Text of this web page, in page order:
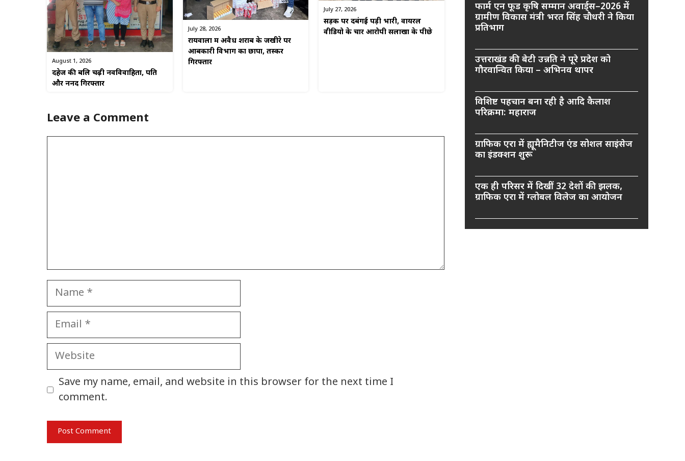
August 1, 2026
दहेज की बलि चढ़ी नवविवाहिता, पति
और ननद गिरफ्तार
July 28, 2026
रायवाला में अवैध शराब के जखीरे पर
आबकारी विभाग का छापा, तस्कर
गिरफ्तार
July 27, 2026
सड़क पर दबंगई पड़ी भारी, वायरल
वीडियो के चार आरोपी सलाखों के पीछे
Leave a Comment
Name
Email
Website
Save my name, email, and website in this browser for the next time I
comment.
फार्म एन फूड कृषि सम्मान अवार्ड्स–2026 में
ग्रामीण विकास मंत्री भरत सिंह चौधरी ने किया
प्रतिभाग
उत्तराखंड की बेटी उन्नति ने पूरे प्रदेश को
गौरवान्वित किया – अभिनव थापर
विशिष्ट पहचान बना रही है आदि कैलाश
परिक्रमा: महाराज
ग्राफिक एरा में ह्यूमैनिटीज एंड सोशल साइंसेज
का इंडक्शन शुरू
एक ही परिसर में दिखीं 32 देशों की झलक,
ग्राफिक एरा में ग्लोबल विलेज का आयोजन